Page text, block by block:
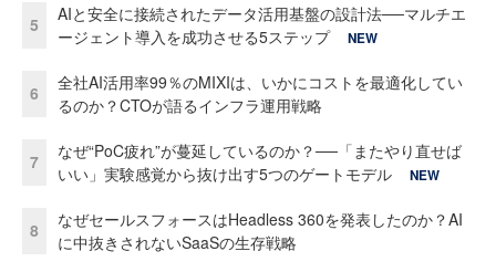
5
AIと安全に接続されたデータ活用基盤の設計法──マルチエ
ージェント導入を成功させる5ステップ
NEW
6
全社AI活用率99％のMIXIは、いかにコストを最適化してい
るのか？CTOが語るインフラ運用戦略
7
なぜ“PoC疲れ”が蔓延しているのか？──「またやり直せば
いい」実験感覚から抜け出す5つのゲートモデル
NEW
8
なぜセールスフォースはHeadless 360を発表したのか？AI
に中抜きされないSaaSの生存戦略